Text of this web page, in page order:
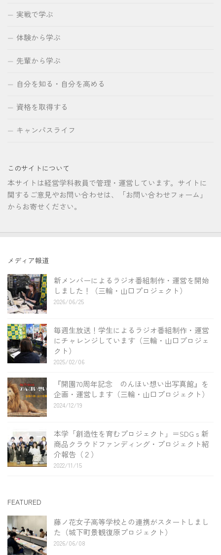
実戦で学ぶ
体験から学ぶ
先輩から学ぶ
自分を知る・自分を高める
資格を取得する
キャンパスライフ
このサイトについて
本サイトは経営学科教員で管理・運営しています。サイトに
関するご意見やお問い合わせは、「お問い合わせフォーム」
からお寄せください。
メディア報道
新メンバーによるラジオ番組制作・運営を開始
しました！（三輪・山口プロジェクト）
2026/06/25
毎週生放送！学生によるラジオ番組制作・運営
にチャレンジしています（三輪・山口プロジェ
クト）
2025/02/06
『開園70周年記念 のんほい想い出写真館』を
企画・運営します（三輪・山口プロジェクト）
2024/12/19
本学「創造性を育むプロジェクト」＝SDGｓ新
商品クラウドファンディング・プロジェクト紹
介報告（２）
2022/11/15
FEATURED
藤ノ花女子高等学校との連携がスタートしまし
た（城下町景観復原プロジェクト）
2026/06/08